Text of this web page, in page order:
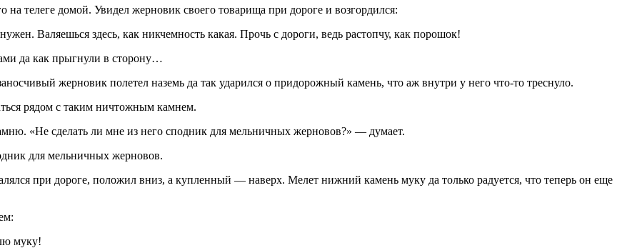
телеге домой. Увидел жерновик своего товарища при дороге и возгордился:
Валяешься здесь, как никчемность какая. Прочь с дороги, ведь растопчу, как порошок!
да как прыгнули в сторону…
жерновик полетел наземь да так ударился о придорожный камень, что аж внутри у него что-то треснуло.
рядом с таким ничтожным камнем.
«Не сделать ли мне из него сподник для мельничных жерновов?» — думает.
для мельничных жерновов.
при дороге, положил вниз, а купленный — наверх. Мелет нижний камень муку да только радуется, что теперь он еще
муку!